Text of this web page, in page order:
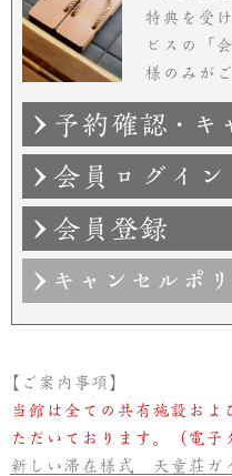
特典を受
ビスの「
様のみが
【ご案内事項】
当館は全ての共有施設およ
ただいております。（電子
新しい滞在様式 天童荘ガ